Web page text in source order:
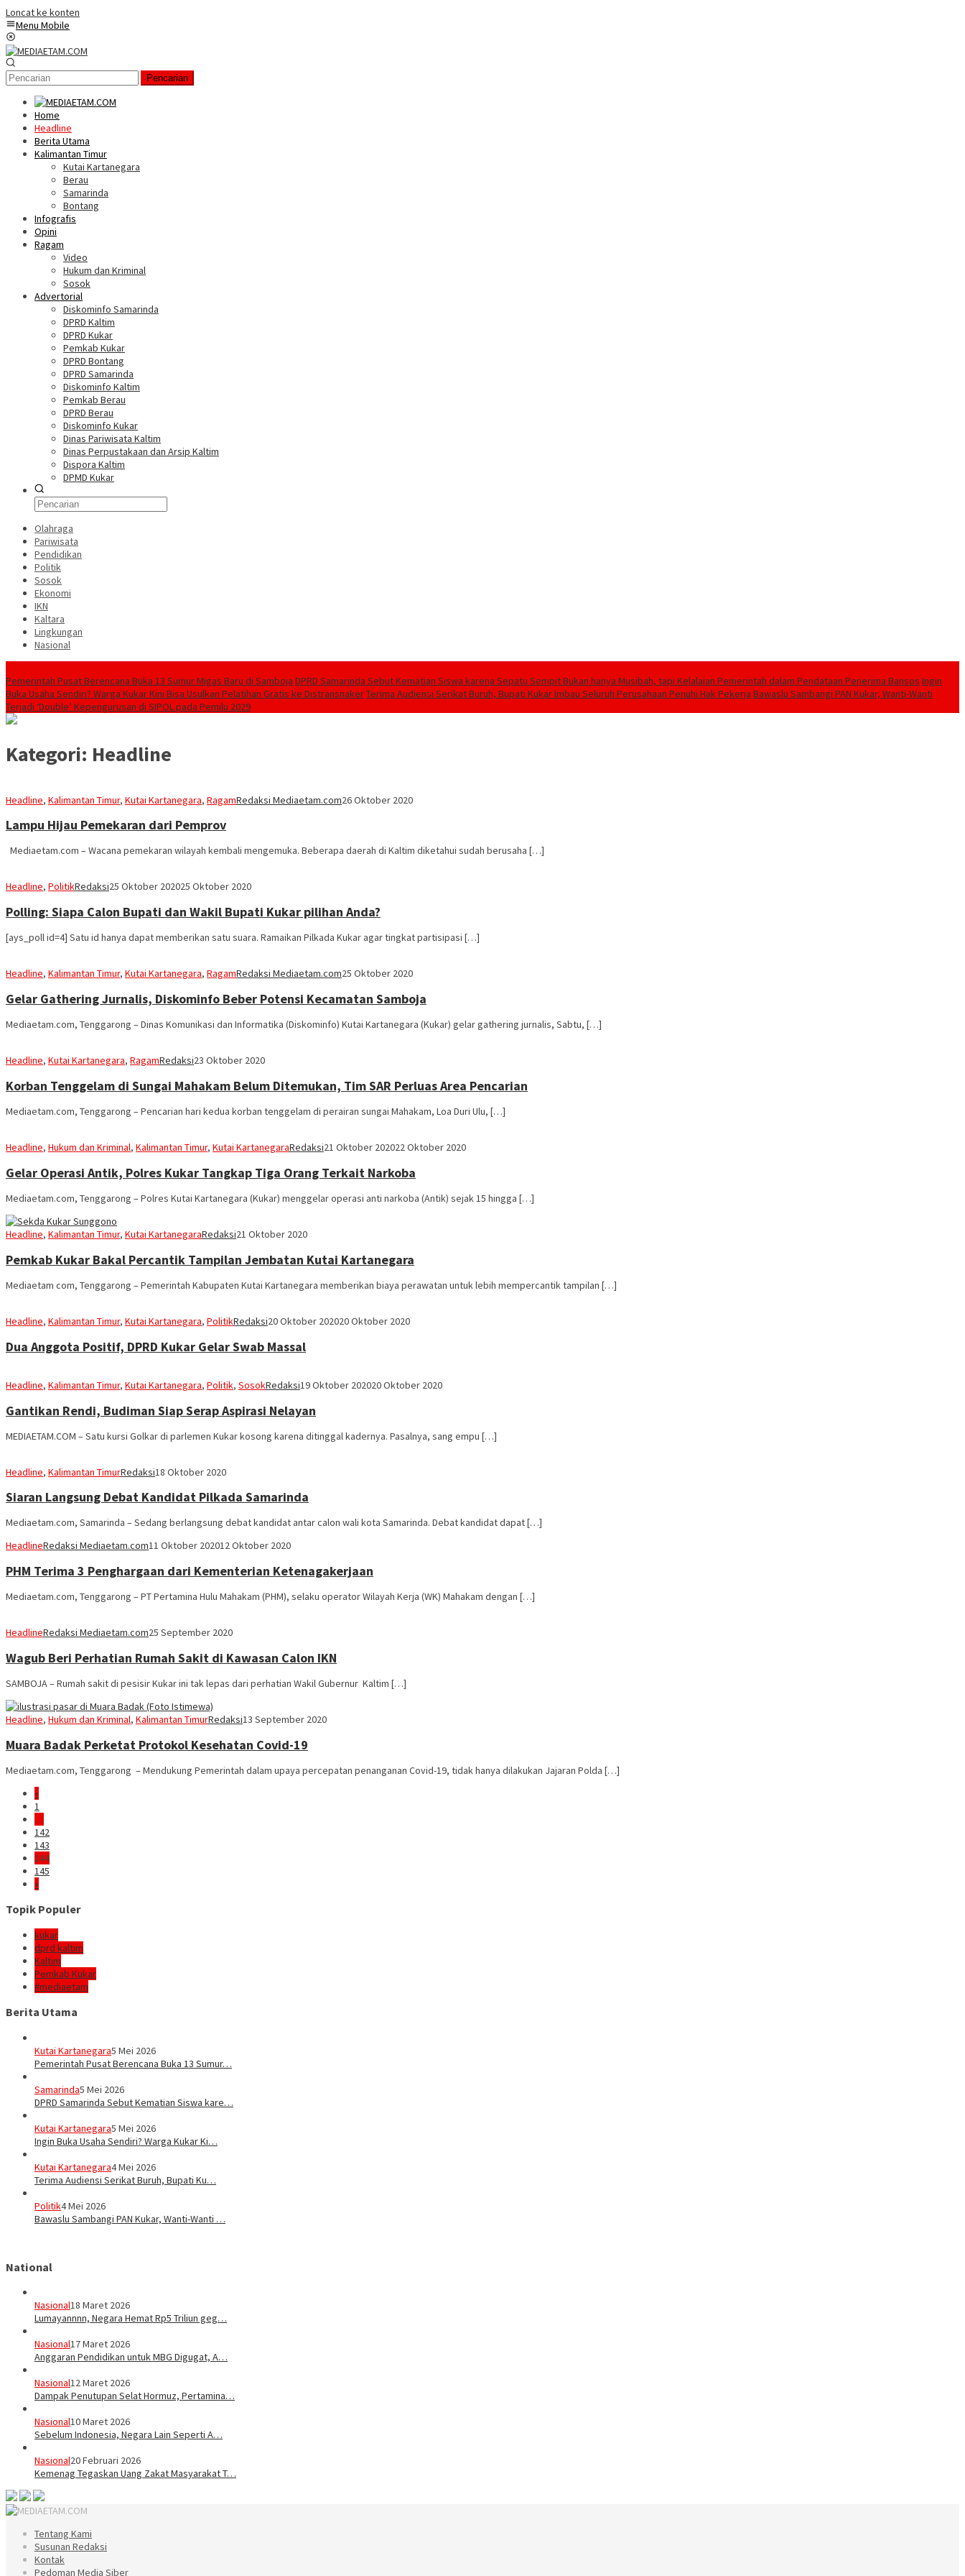
Loncat ke konten
Menu Mobile
Pencarian
Home
Headline
Berita Utama
Kalimantan Timur
Kutai Kartanegara
Berau
Samarinda
Bontang
Infografis
Opini
Ragam
Video
Hukum dan Kriminal
Sosok
Advertorial
Diskominfo Samarinda
DPRD Kaltim
DPRD Kukar
Pemkab Kukar
DPRD Bontang
DPRD Samarinda
Diskominfo Kaltim
Pemkab Berau
DPRD Berau
Diskominfo Kukar
Dinas Pariwisata Kaltim
Dinas Perpustakaan dan Arsip Kaltim
Dispora Kaltim
DPMD Kukar
Olahraga
Pariwisata
Pendidikan
Politik
Sosok
Ekonomi
IKN
Kaltara
Lingkungan
Nasional
Pemerintah Pusat Berencana Buka 13 Sumur Migas Baru di Samboja DPRD Samarinda Sebut Kematian Siswa karena Sepatu Sempit Bukan hanya Musibah, tapi Kelalaian Pemerintah dalam Pendataan Penerima Bansos Ingin
Buka Usaha Sendiri? Warga Kukar Kini Bisa Usulkan Pelatihan Gratis ke DistransnakerTerima Audiensi Serikat Buruh, Bupati Kukar Imbau Seluruh Perusahaan Penuhi Hak Pekerja Bawaslu Sambangi PAN Kukar, Wanti-Wanti
Terjadi ‘Double’ Kepengurusan di SIPOL pada Pemilu 2029
Kategori: Headline
Headline, Kalimantan Timur, Kutai Kartanegara, RagamRedaksi Mediaetam.com26 Oktober 2020
Lampu Hijau Pemekaran dari Pemprov
Mediaetam.com – Wacana pemekaran wilayah kembali mengemuka. Beberapa daerah di Kaltim diketahui sudah berusaha […]
Headline, PolitikRedaksi25 Oktober 202025 Oktober 2020
Polling: Siapa Calon Bupati dan Wakil Bupati Kukar pilihan Anda?
[ays_poll id=4] Satu id hanya dapat memberikan satu suara. Ramaikan Pilkada Kukar agar tingkat partisipasi […]
Headline, Kalimantan Timur, Kutai Kartanegara, RagamRedaksi Mediaetam.com25 Oktober 2020
Gelar Gathering Jurnalis, Diskominfo Beber Potensi Kecamatan Samboja
Mediaetam.com, Tenggarong – Dinas Komunikasi dan Informatika (Diskominfo) Kutai Kartanegara (Kukar) gelar gathering jurnalis, Sabtu, […]
Headline, Kutai Kartanegara, RagamRedaksi23 Oktober 2020
Korban Tenggelam di Sungai Mahakam Belum Ditemukan, Tim SAR Perluas Area Pencarian
Mediaetam.com, Tenggarong – Pencarian hari kedua korban tenggelam di perairan sungai Mahakam, Loa Duri Ulu, […]
Headline, Hukum dan Kriminal, Kalimantan Timur, Kutai KartanegaraRedaksi21 Oktober 202022 Oktober 2020
Gelar Operasi Antik, Polres Kukar Tangkap Tiga Orang Terkait Narkoba
Mediaetam.com, Tenggarong – Polres Kutai Kartanegara (Kukar) menggelar operasi anti narkoba (Antik) sejak 15 hingga […]
Headline, Kalimantan Timur, Kutai KartanegaraRedaksi21 Oktober 2020
Pemkab Kukar Bakal Percantik Tampilan Jembatan Kutai Kartanegara
Mediaetam com, Tenggarong – Pemerintah Kabupaten Kutai Kartanegara memberikan biaya perawatan untuk lebih mempercantik tampilan […]
Headline, Kalimantan Timur, Kutai Kartanegara, PolitikRedaksi20 Oktober 202020 Oktober 2020
Dua Anggota Positif, DPRD Kukar Gelar Swab Massal
Headline, Kalimantan Timur, Kutai Kartanegara, Politik, SosokRedaksi19 Oktober 202020 Oktober 2020
Gantikan Rendi, Budiman Siap Serap Aspirasi Nelayan
MEDIAETAM.COM – Satu kursi Golkar di parlemen Kukar kosong karena ditinggal kadernya. Pasalnya, sang empu […]
Headline, Kalimantan TimurRedaksi18 Oktober 2020
Siaran Langsung Debat Kandidat Pilkada Samarinda
Mediaetam.com, Samarinda – Sedang berlangsung debat kandidat antar calon wali kota Samarinda. Debat kandidat dapat […]
HeadlineRedaksi Mediaetam.com11 Oktober 202012 Oktober 2020
PHM Terima 3 Penghargaan dari Kementerian Ketenagakerjaan
Mediaetam.com, Tenggarong – PT Pertamina Hulu Mahakam (PHM), selaku operator Wilayah Kerja (WK) Mahakam dengan […]
HeadlineRedaksi Mediaetam.com25 September 2020
Wagub Beri Perhatian Rumah Sakit di Kawasan Calon IKN
SAMBOJA – Rumah sakit di pesisir Kukar ini tak lepas dari perhatian Wakil Gubernur Kaltim […]
Headline, Hukum dan Kriminal, Kalimantan TimurRedaksi13 September 2020
Muara Badak Perketat Protokol Kesehatan Covid-19
Mediaetam.com, Tenggarong – Mendukung Pemerintah dalam upaya percepatan penanganan Covid-19, tidak hanya dilakukan Jajaran Polda […]
«
1
…
142
143
144
145
»
Topik Populer
kukar
dprd kaltim
Kaltim
Pemkab Kukar
#mediaetam
Berita Utama
Kutai Kartanegara5 Mei 2026
Pemerintah Pusat Berencana Buka 13 Sumur…
Samarinda5 Mei 2026
DPRD Samarinda Sebut Kematian Siswa kare…
Kutai Kartanegara5 Mei 2026
Ingin Buka Usaha Sendiri? Warga Kukar Ki…
Kutai Kartanegara4 Mei 2026
Terima Audiensi Serikat Buruh, Bupati Ku…
Politik4 Mei 2026
Bawaslu Sambangi PAN Kukar, Wanti-Wanti …
National
Nasional18 Maret 2026
Lumayannnn, Negara Hemat Rp5 Triliun geg…
Nasional17 Maret 2026
Anggaran Pendidikan untuk MBG Digugat, A…
Nasional12 Maret 2026
Dampak Penutupan Selat Hormuz, Pertamina…
Nasional10 Maret 2026
Sebelum Indonesia, Negara Lain Seperti A…
Nasional20 Februari 2026
Kemenag Tegaskan Uang Zakat Masyarakat T…
Tentang Kami
Susunan Redaksi
Kontak
Pedoman Media Siber